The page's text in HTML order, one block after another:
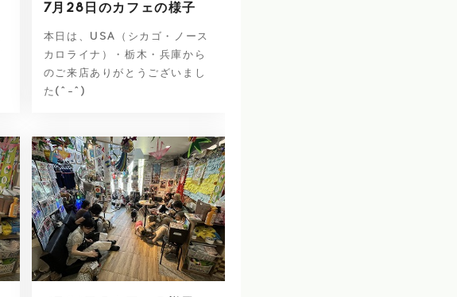
7月28日のカフェの様子
本日は、USA（シカゴ・ノース
カロライナ）・栃木・兵庫から
のご来店ありがとうございまし
た(^-^)